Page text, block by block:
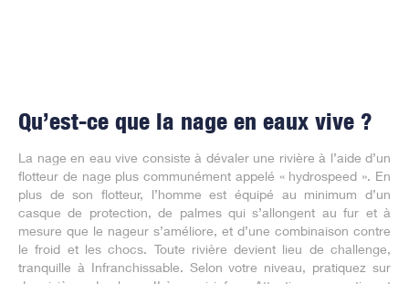
Qu’est-ce que la nage en eaux vive ?
La nage en eau vive consiste à dévaler une rivière à l’aide d’un
flotteur de nage plus communément appelé « hydrospeed ». En
plus de son flotteur, l’homme est équipé au minimum d’un
casque de protection, de palmes qui s’allongent au fur et à
mesure que le nageur s’améliore, et d’une combinaison contre
le froid et les chocs. Toute rivière devient lieu de challenge,
tranquille à Infranchissable. Selon votre niveau, pratiquez sur